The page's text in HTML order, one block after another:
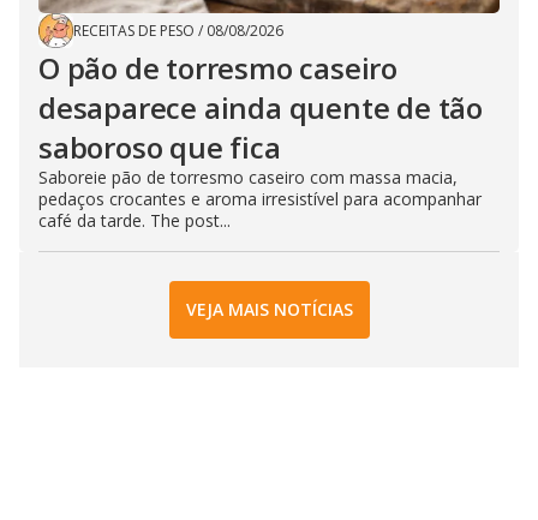
RECEITAS DE PESO / 08/08/2026
O pão de torresmo caseiro
desaparece ainda quente de tão
saboroso que fica
Saboreie pão de torresmo caseiro com massa macia,
pedaços crocantes e aroma irresistível para acompanhar
café da tarde. The post...
VEJA MAIS NOTÍCIAS